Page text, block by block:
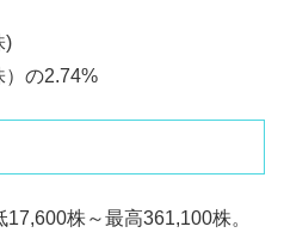
)
）の2.74%
株～最高361,100株。